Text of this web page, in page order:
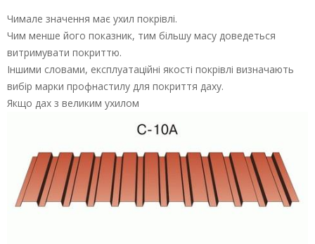
Чимале значення має ухил покрівлі.
Чим менше його показник, тим більшу масу доведеться
витримувати покриттю.
Іншими словами, експлуатаційні якості покрівлі визначають
вибір марки профнастилу для покриття даху.
Якщо дах з великим ухилом